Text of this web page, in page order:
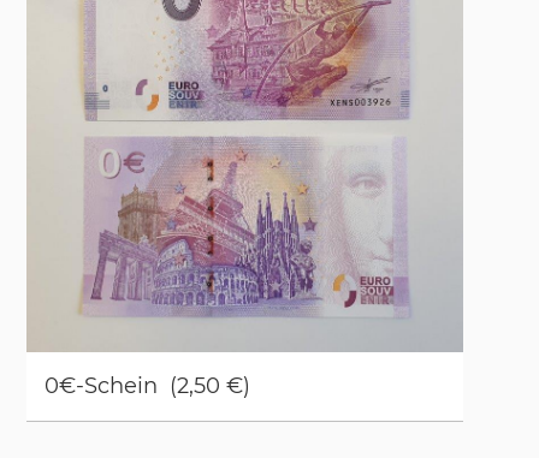
0€-Schein (2,50 €)